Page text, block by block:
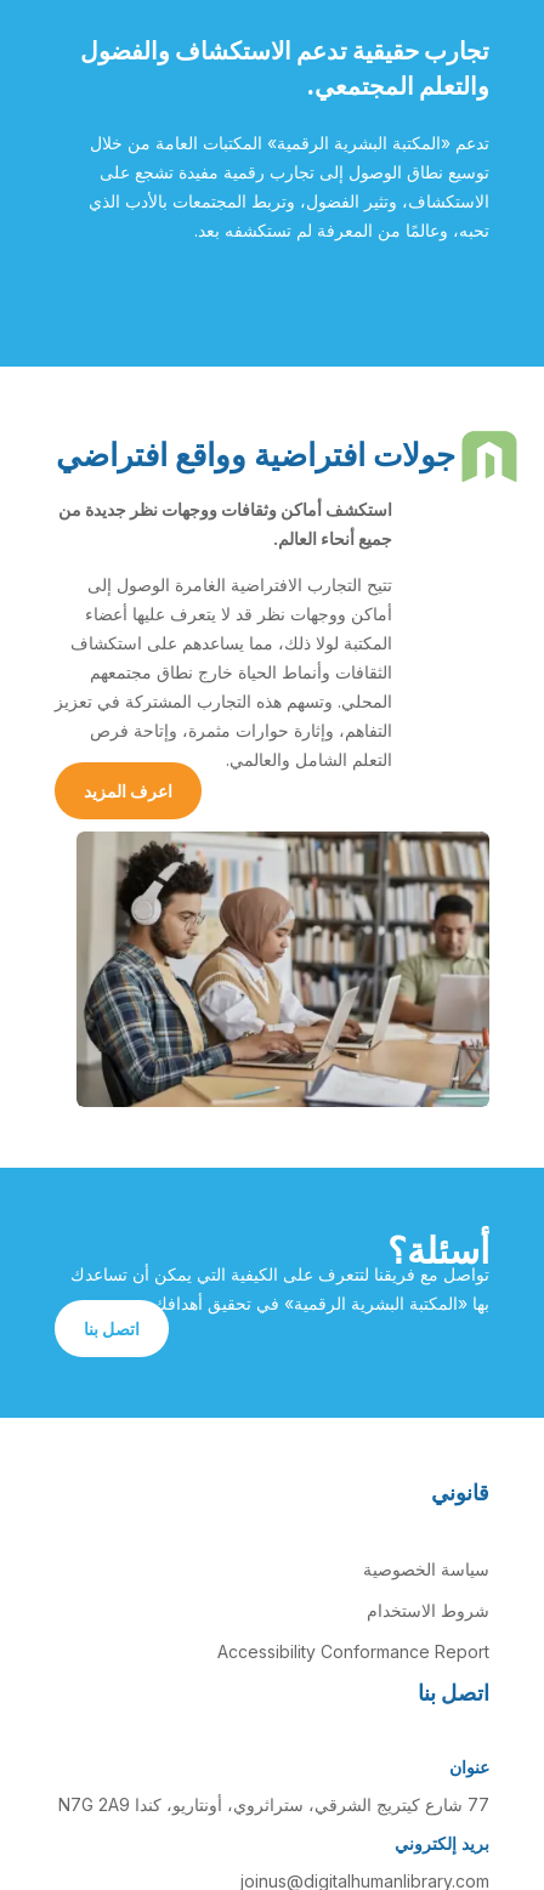
تجارب حقيقية تدعم الاستكشاف والفضول
والتعلم المجتمعي.
تدعم «المكتبة البشرية الرقمية» المكتبات العامة من خلال
توسيع نطاق الوصول إلى تجارب رقمية مفيدة تشجع على
الاستكشاف، وتثير الفضول، وتربط المجتمعات بالأدب الذي
تحبه، وعالمًا من المعرفة لم تستكشفه بعد.
جولات افتراضية وواقع افتراضي
استكشف أماكن وثقافات ووجهات نظر جديدة من
جميع أنحاء العالم.
تتيح التجارب الافتراضية الغامرة الوصول إلى
أماكن ووجهات نظر قد لا يتعرف عليها أعضاء
المكتبة لولا ذلك، مما يساعدهم على استكشاف
الثقافات وأنماط الحياة خارج نطاق مجتمعهم
المحلي. وتسهم هذه التجارب المشتركة في تعزيز
التفاهم، وإثارة حوارات مثمرة، وإتاحة فرص
التعلم الشامل والعالمي.
اعرف المزيد
أسئلة؟
تواصل مع فريقنا لتتعرف على الكيفية التي يمكن أن تساعدك
بها «المكتبة البشرية الرقمية» في تحقيق أهدافك.
اتصل بنا
قانوني
سياسة الخصوصية
شروط الاستخدام
Accessibility Conformance Report
اتصل بنا
عنوان
77 شارع كيتريج الشرقي، ستراثروي، أونتاريو، كندا N7G 2A9
بريد إلكتروني
joinus@digitalhumanlibrary.com